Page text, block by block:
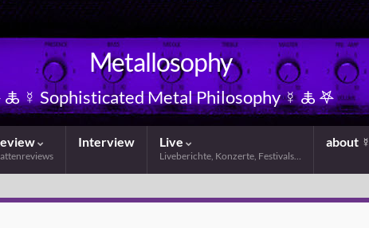
Metallosophy
☿ Sophisticated Metal Philosophy ☿ 🜏 𖤐
Interview Live
Liveberichte, Konzerte, Festivals…
about ☿